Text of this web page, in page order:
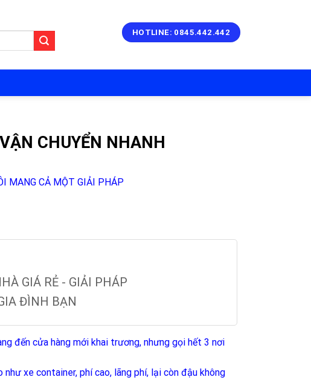
HOTLINE: 0845.442.442
CHUYỂN NHANH
MANG CẢ MỘT GIẢI PHÁP
GIÁ RẺ - GIẢI PHÁP
ĐÌNH BẠN
đến cửa hàng mới khai trương, nhưng gọi hết 3 nơi
xe container, phí cao, lãng phí, lại còn đậu không